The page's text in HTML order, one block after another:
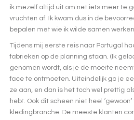
ik mezelf altijd uit om net iets meer te
vruchten af. Ik kwam dus in de
bepalen met wie ik wilde samen werken.
Tijdens mij eerste reis naar Portugal
fabrieken op de planning staan. (Ik
genomen wordt, als je de moeite
face te ontmoeten. Uiteindelijk ga je
ze aan, en dan is het toch wel prettig
hebt. Ook dit scheen niet heel
kledingbranche. De meeste klanten